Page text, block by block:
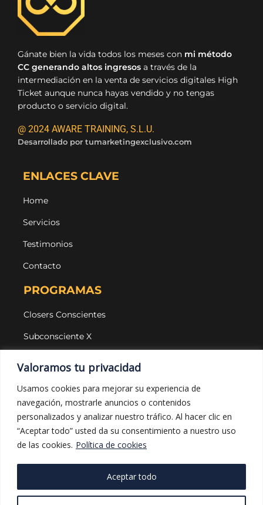
Valoramos tu privacidad
Usamos cookies para mejorar su experiencia de
navegación, mostrarle anuncios o contenidos
personalizados y analizar nuestro tráfico. Al hacer clic en
“Aceptar todo” usted da su consentimiento a nuestro uso
de las cookies. Política de cookies
Aceptar todo
Gánate bien la vida todos los meses con mi método
CC generando altos ingresos a través de la
intermediación en la venta de servicios digitales High
Ticket aunque nunca hayas vendido y no tengas
producto o servicio digital.
@ 2024 AWARE TRAINING, S.L.U.
Desarrollado por tumarketingexclusivo.com
ENLACES CLAVE
Home
Servicios
Testimonios
Contacto
PROGRAMAS
Closers Conscientes
Subconsciente X
LEGAL Y PROTECCIÓN
Aviso legal
Política de privacidad
Política de cookies